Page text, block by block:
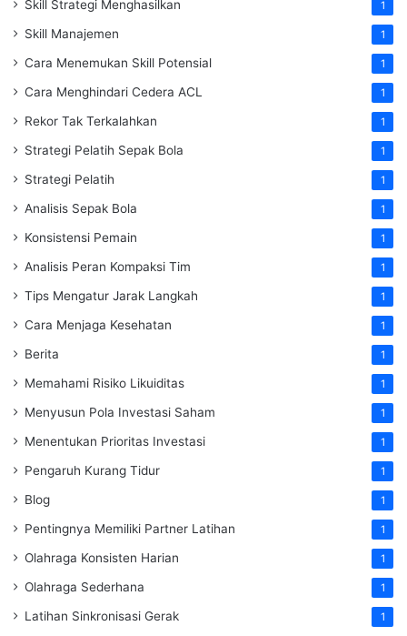
Skill Strategi Menghasilkan 1
Skill Manajemen 1
Cara Menemukan Skill Potensial 1
Cara Menghindari Cedera ACL 1
Rekor Tak Terkalahkan 1
Strategi Pelatih Sepak Bola 1
Strategi Pelatih 1
Analisis Sepak Bola 1
Konsistensi Pemain 1
Analisis Peran Kompaksi Tim 1
Tips Mengatur Jarak Langkah 1
Cara Menjaga Kesehatan 1
Berita 1
Memahami Risiko Likuiditas 1
Menyusun Pola Investasi Saham 1
Menentukan Prioritas Investasi 1
Pengaruh Kurang Tidur 1
Blog 1
Pentingnya Memiliki Partner Latihan 1
Olahraga Konsisten Harian 1
Olahraga Sederhana 1
Latihan Sinkronisasi Gerak 1